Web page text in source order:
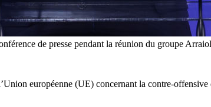
de presse pendant la réunion du groupe
européenne (UE) concernant la contre-